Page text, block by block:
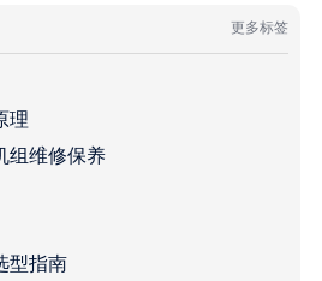
更多标签
理
组维修保养
型指南